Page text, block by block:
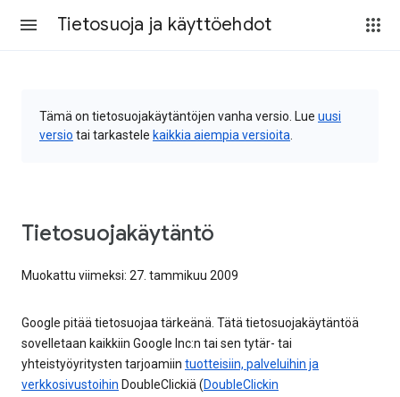
Tietosuoja ja käyttöehdot
Tämä on tietosuojakäytäntöjen vanha versio. Lue uusi
versio tai tarkastele kaikkia aiempia versioita
Tietosuojakäytäntö
Muokattu viimeksi: 27. tammikuu 2009
Google pitää tietosuojaa tärkeänä. Tätä tietosuojakäytäntöä
sovelletaan kaikkiin Google Inc:n tai sen tytär- tai
yhteistyöyritysten tarjoamiin tuotteisiin, palveluihin ja
verkkosivustoihin DoubleClickiä (DoubleClickin